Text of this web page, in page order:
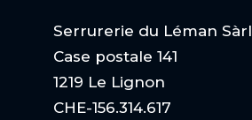
Serrurerie du Léman Sàrl
Case postale 141
1219 Le Lignon
CHE-156.314.617